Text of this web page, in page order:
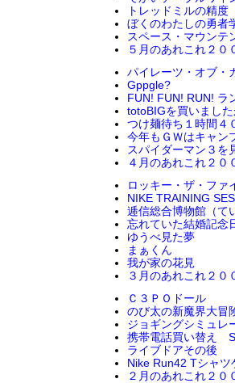
トレッドミルの精度
ぼくのわたしの勇者
スペース・マウンテ
５月のあれこれ２０
パイレーツ・オブ・
Gppgle?
FUN! FUN! RUN! ラ
totoBIGを買いまし
つけ麺待ち１時間４
今年もＧＷはキャン
スパイダーマン３を
４月のあれこれ２０
ロッキー・ザ・ファ
NIKE TRAINING
逓信総合博物館（て
忘れていた結婚記念
ゆうべ見た夢
まぁくん
我が家の花見
３月のあれこれ２０
Ｃ３ＰＯドール
のび太の新魔界大冒
ジョギングシミュレ
携帯電話買い替え
ライブドアその後
Nike Run42 Tシャツ
２月のあれこれ２０